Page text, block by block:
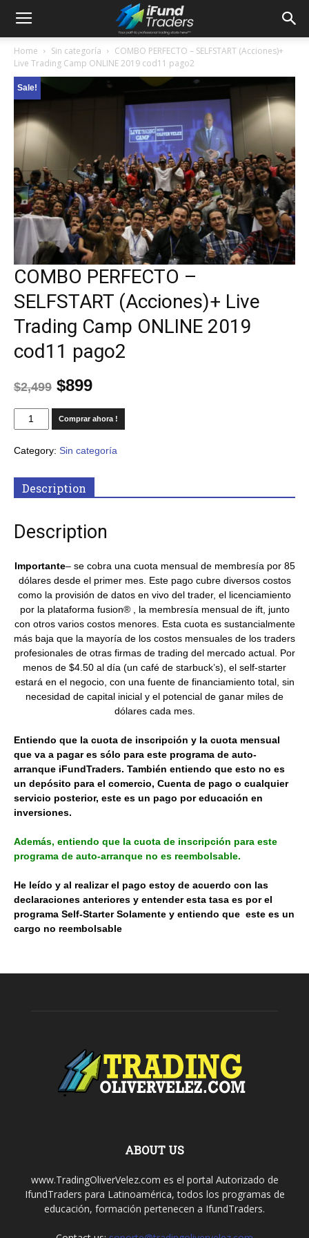
Home Sin categoría
COMBO PERFECTO – SELFSTART (Acciones)+
Live Trading Camp ONLINE 2019 cod11 pago2
Sale!
COMBO PERFECTO –
SELFSTART (Acciones)+ Live
Trading Camp ONLINE 2019
cod11 pago2
$2,499 $899
Comprar ahora !
Category: Sin categoría
Description
Description
Importante– se cobra una cuota mensual de membresía por 85
dólares desde el primer mes. Este pago cubre diversos costos
como la provisión de datos en vivo del trader, el licenciamiento
por la plataforma fusion® , la membresía mensual de ift, junto
con otros varios costos menores. Esta cuota es sustancialmente
más baja que la mayoría de los costos mensuales de los traders
profesionales de otras firmas de trading del mercado actual. Por
menos de $4.50 al día (un café de starbuck’s), el self-starter
estará en el negocio, con una fuente de financiamiento total, sin
necesidad de capital inicial y el potencial de ganar miles de
dólares cada mes.
Entiendo que la cuota de inscripción y la cuota mensual
que va a pagar es sólo para este programa de auto-
arranque iFundTraders. También entiendo que esto no es
un depósito para el comercio, Cuenta de pago o cualquier
servicio posterior, este es un pago por educación en
inversiones.
Además, entiendo que la cuota de inscripción para este
programa de auto-arranque no es reembolsable.
He leído y al realizar el pago estoy de acuerdo con las
declaraciones anteriores y entender esta tasa es por el
programa Self-Starter Solamente y entiendo que este es un
cargo no reembolsable
ABOUT US
www.TradingOliverVelez.com es el portal Autorizado de
IfundTraders para Latinoamérica, todos los programas de
educación, formación pertenecen a IfundTraders.